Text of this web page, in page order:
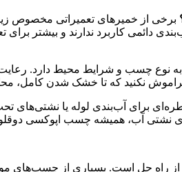
برخی از خمیرهای تعمیراتی مخصوص
دائمی کاربرد ندارند و بیشتر
نکنید که تا خشک شدن کامل،
برای آب‌بندی لوله یا نشتی‌های
آب، همیشه چسب اپوکسی دوقلو،
از راه حل است. بسیاری از چسب‌های